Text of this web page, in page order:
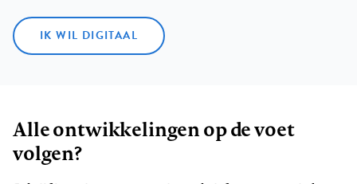
IK WIL DIGITAAL
Alle ontwikkelingen op de voet
volgen?